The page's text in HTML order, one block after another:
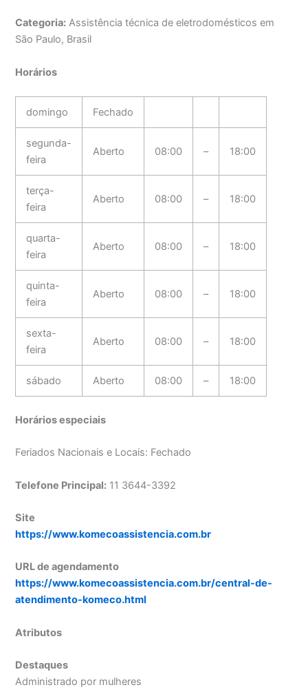
Categoria: Assistência técnica de eletrodomésticos em
São Paulo, Brasil
Horários
domingo Fechado
segunda-
feira
Aberto 08:00 – 18:00
terça-
feira
Aberto 08:00 – 18:00
quarta-
feira
Aberto 08:00 – 18:00
quinta-
feira
Aberto 08:00 – 18:00
sexta-
feira
Aberto 08:00 – 18:00
sábado Aberto 08:00 – 18:00
Horários especiais
Feriados Nacionais e Locais: Fechado
Telefone Principal: 11 3644-3392
Site
https://www.komecoassistencia.com.br
URL de agendamento
https://www.komecoassistencia.com.br/central-de-
atendimento-komeco.html
Atributos
Destaques
Administrado por mulheres